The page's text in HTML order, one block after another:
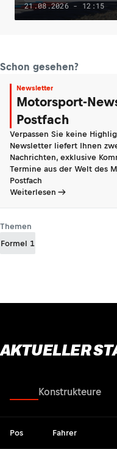
21.08.2026 - 12:15
Schon gesehen?
Newsletter
Motorsport-
Postfach
Verpassen Sie keine
Newsletter liefert Ihnen
Nachrichten, exklusive
Termine aus der Welt des
Postfach
Weiterlesen
Themen
Formel 1
AKTUELLER
Konstrukteure
Pos Fahrer